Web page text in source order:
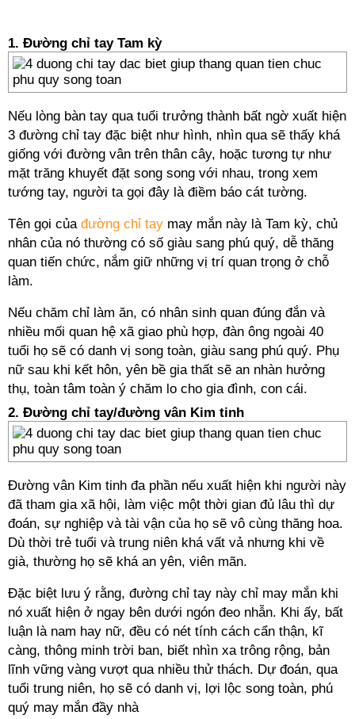
1. Đường chỉ tay Tam kỳ
Nếu lòng bàn tay qua tuổi trưởng thành bất ngờ xuất hiện
3 đường chỉ tay đặc biệt như hình, nhìn qua sẽ thấy khá
giống với đường vân trên thân cây, hoặc tương tự như
mặt trăng khuyết đặt song song với nhau, trong xem
tướng tay, người ta gọi đây là điềm báo cát tường.
Tên gọi của đường chỉ tay may mắn này là Tam kỳ, chủ
nhân của nó thường có số giàu sang phú quý, dễ thăng
quan tiến chức, nắm giữ những vị trí quan trọng ở chỗ
làm.
Nếu chăm chỉ làm ăn, có nhân sinh quan đúng đắn và
nhiều mối quan hệ xã giao phù hợp, đàn ông ngoài 40
tuổi họ sẽ có danh vị song toàn, giàu sang phú quý. Phụ
nữ sau khi kết hôn, yên bề gia thất sẽ an nhàn hưởng
thụ, toàn tâm toàn ý chăm lo cho gia đình, con cái.
2. Đường chỉ tay/đường vân Kim tinh
Đường vân Kim tinh đa phần nếu xuất hiện khi người này
đã tham gia xã hội, làm việc một thời gian đủ lâu thì dự
đoán, sự nghiệp và tài vận của họ sẽ vô cùng thăng hoa.
Dù thời trẻ tuổi và trung niên khá vất vả nhưng khi về
già, thường họ sẽ khá an yên, viên mãn.
Đặc biệt lưu ý rằng, đường chỉ tay này chỉ may mắn khi
nó xuất hiện ở ngay bên dưới ngón đeo nhẫn. Khi ấy, bất
luận là nam hay nữ, đều có nét tính cách cẩn thận, kĩ
càng, thông minh trời ban, biết nhìn xa trông rộng, bản
lĩnh vững vàng vượt qua nhiều thử thách. Dự đoán, qua
tuổi trung niên, họ sẽ có danh vị, lợi lộc song toàn, phú
quý may mắn đầy nhà